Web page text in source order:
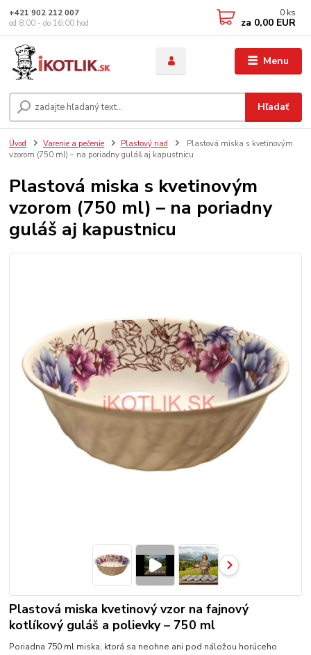
Menu
Hľadať
+421 902 212 007
od 8:00 - do 16:00 hod
0 ks
za 0,00 EUR
Úvod Varenie a pečenie Plastový riad
Plastová miska s kvetinovým
vzorom (750 ml) – na poriadny guláš aj kapustnicu
Plastová miska s kvetinovým
vzorom (750 ml) – na poriadny
guláš aj kapustnicu
Plastová miska kvetinový vzor na fajnový
kotlíkový guláš a polievky – 750 ml
Poriadna 750 ml miska, ktorá sa neohne ani pod náložou horúceho